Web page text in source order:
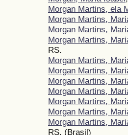
Morgan Martins, ela
Morgan Martins,
Morgan Martins,
Morgan Martins,
RS.
Morgan Martins,
Morgan Martins,
Morgan Martins,
Morgan Martins,
Morgan Martins,
Morgan Martins,
Morgan Martins,
RS. (Brasil)